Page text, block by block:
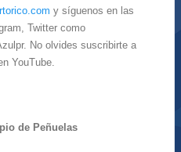
y síguenos en las
Twitter como
No olvides suscribirte a
YouTube.
de Peñuelas